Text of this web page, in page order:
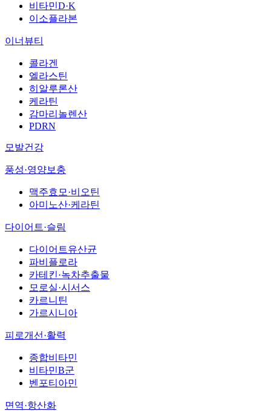
비타민D·K
이소플라본
이너뷰티
콜라겐
엘라스틴
히알루론산
케라틴
감마리놀렌산
PDRN
모발건강
풍성·영양보충
맥주효모·비오틴
아미노산·케라틴
다이어트·슬림
다이어트유산균
파비플로라
카테킨·녹차추출물
모로실·시서스
카르니틴
가르시니아
피로개선·활력
종합비타민
비타민B군
벤포티아민
면역·항산화